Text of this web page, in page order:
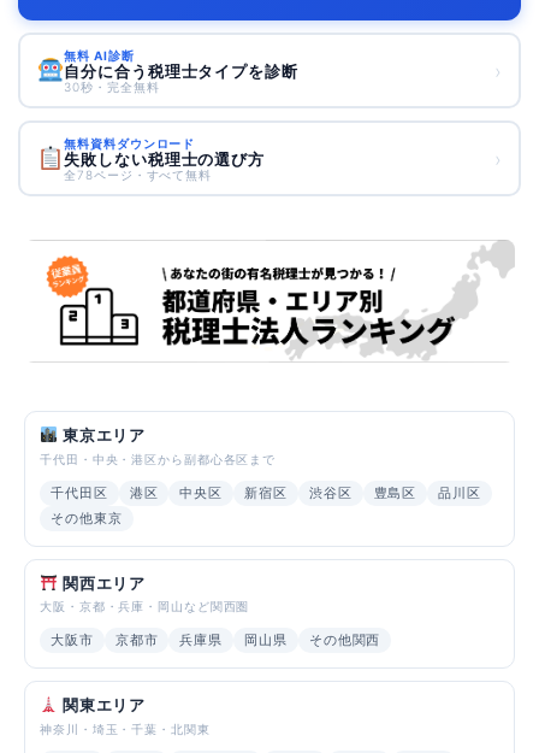
無料 AI診断
自分に合う税理士タイプを診断
30秒・完全無料
›
無料資料ダウンロード
失敗しない税理士の選び方
全78ページ・すべて無料
›
東京エリア
千代田・中央・港区から副都心各区まで
千代田区 港区 中央区 新宿区 渋谷区 豊島区
品川区
その他東京
関西エリア
大阪・京都・兵庫・岡山など関西圏
大阪市 京都市 兵庫県 岡山県 その他関西
関東エリア
神奈川・埼玉・千葉・北関東